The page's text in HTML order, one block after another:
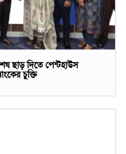
ছাড় দিতে পেন্টহাউস
চুক্তি